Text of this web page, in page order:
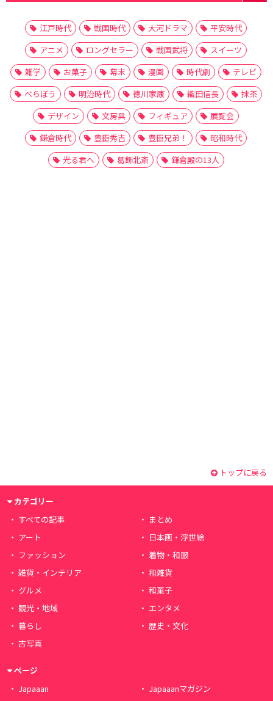
江戸時代 戦国時代 大河ドラマ
平安時代
アニメ
ロングセラー 戦国武将
スイーツ
雑学
お菓子 幕末 漫画 時代劇
テレビ
べらぼう
明治時代 徳川家康 織田信長
抹茶
デザイン
文房具 フィギュア
展覧会
鎌倉時代
豊臣秀吉 豊臣兄弟！
昭和時代
光る君へ
葛飾北斎 鎌倉殿の13人
トップに戻る
カテゴリー
すべての記事
まとめ
アート
日本画・浮世絵
ファッション
着物・和服
雑貨・インテリア
和雑貨
グルメ
和菓子
観光・地域
エンタメ
暮らし
歴史・文化
古写真
ページ
Japaaan
Japaaanマガジン